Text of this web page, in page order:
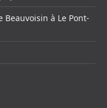
à Le Pont-